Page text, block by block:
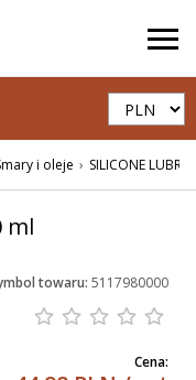
i oleje SILICONE
ml
towaru: 5117980000
Cena: